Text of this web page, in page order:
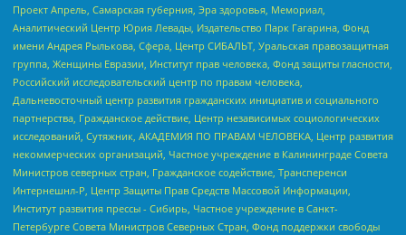
Проект Апрель, Самарская губерния, Эра здоровья, Мемориал,
Аналитический Центр Юрия Левады, Издательство Парк Гагарина, Фонд
имени Андрея Рылькова, Сфера, Центр СИБАЛЬТ, Уральская правозащитная
группа, Женщины Евразии, Институт прав человека, Фонд защиты гласности,
Российский исследовательский центр по правам человека,
Дальневосточный центр развития гражданских инициатив и социального
партнерства, Гражданское действие, Центр независимых социологических
исследований, Сутяжник, АКАДЕМИЯ ПО ПРАВАМ ЧЕЛОВЕКА, Центр развития
некоммерческих организаций, Частное учреждение в Калининграде Совета
Министров северных стран, Гражданское содействие, Трансперенси
Интернешнл-Р, Центр Защиты Прав Средств Массовой Информации,
Институт развития прессы - Сибирь, Частное учреждение в Санкт-
Петербурге Совета Министров Северных Стран, Фонд поддержки свободы